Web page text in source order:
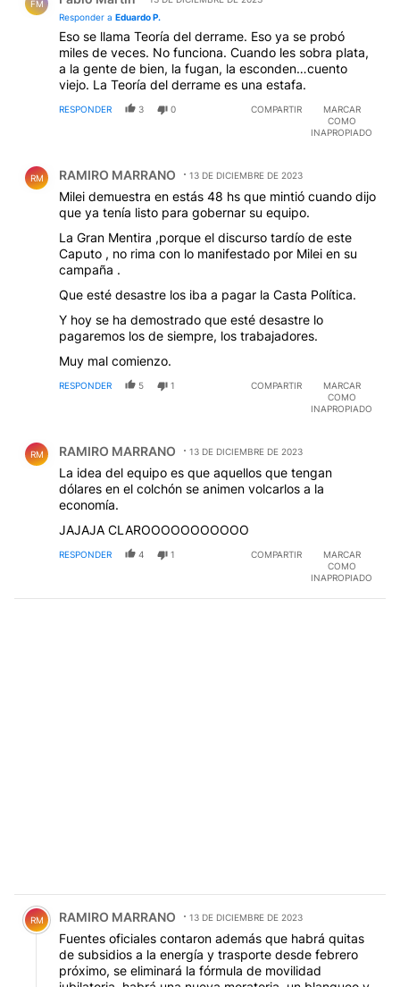
FM
Responder a Eduardo P.
Eso se llama Teoría del derrame. Eso ya se probó
miles de veces. No funciona. Cuando les sobra plata,
a la gente de bien, la fugan, la esconden…cuento
viejo. La Teoría del derrame es una estafa.
RESPONDER 3 0 COMPARTIR
MARCAR
COMO
INAPROPIADO
RM RAMIRO MARRANO 13 DE DICIEMBRE DE 2023
Milei demuestra en estás 48 hs que mintió cuando dijo
que ya tenía listo para gobernar su equipo.
La Gran Mentira ,porque el discurso tardío de este
Caputo , no rima con lo manifestado por Milei en su
campaña .
Que esté desastre los iba a pagar la Casta Política.
Y hoy se ha demostrado que esté desastre lo
pagaremos los de siempre, los trabajadores.
Muy mal comienzo.
RESPONDER 5 1 COMPARTIR
MARCAR
COMO
INAPROPIADO
RM RAMIRO MARRANO 13 DE DICIEMBRE DE 2023
La idea del equipo es que aquellos que tengan
dólares en el colchón se animen volcarlos a la
economía.
JAJAJA CLAROOOOOOOOOOO
RESPONDER 4 1 COMPARTIR
MARCAR
COMO
INAPROPIADO
Comentario de RAMIRO MARRANO.
RM RAMIRO MARRANO 13 DE DICIEMBRE DE 2023
Fuentes oficiales contaron además que habrá quitas
de subsidios a la energía y trasporte desde febrero
próximo, se eliminará la fórmula de movilidad